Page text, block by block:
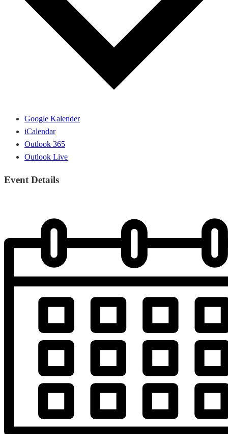
Google Kalender
iCalendar
Outlook 365
Outlook Live
Event Details